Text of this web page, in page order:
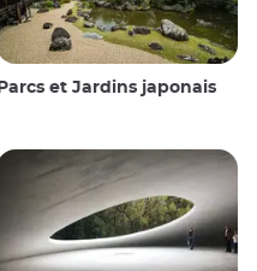
Parcs et Jardins japonais